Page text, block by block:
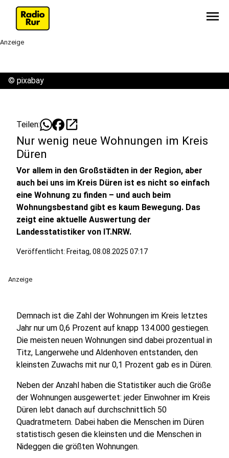
menu
Anzeige
© pixabay
Teilen: open_in_new
Nur wenig neue Wohnungen im Kreis
Düren
Vor allem in den Großstädten in der Region, aber
auch bei uns im Kreis Düren ist es nicht so einfach
eine Wohnung zu finden – und auch beim
Wohnungsbestand gibt es kaum Bewegung. Das
zeigt eine aktuelle Auswertung der
Landesstatistiker von IT.NRW.
Veröffentlicht: Freitag, 08.08.2025 07:17
Anzeige
Demnach ist die Zahl der Wohnungen im Kreis letztes
Jahr nur um 0,6 Prozent auf knapp 134.000 gestiegen.
Die meisten neuen Wohnungen sind dabei prozentual in
Titz, Langerwehe und Aldenhoven entstanden, den
kleinsten Zuwachs mit nur 0,1 Prozent gab es in Düren.
Neben der Anzahl haben die Statistiker auch die Größe
der Wohnungen ausgewertet: jeder Einwohner im Kreis
Düren lebt danach auf durchschnittlich 50
Quadratmetern. Dabei haben die Menschen im Düren
statistisch gesen die kleinsten und die Menschen in
Nideggen die größten Wohnungen.